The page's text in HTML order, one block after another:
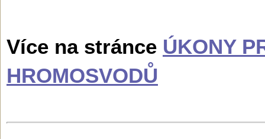
Více na stránce ÚKONY
HROMOSVODŮ